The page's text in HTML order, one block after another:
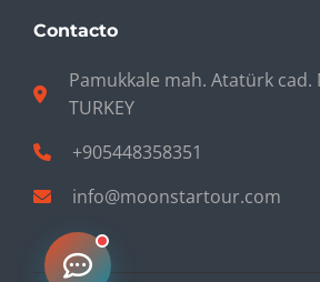
Contacto
Pamukkale mah. Atatürk cad.
TURKEY
+905448358351
info@moonstartour.com